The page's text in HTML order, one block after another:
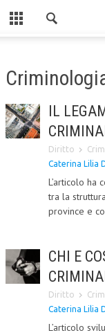
CHI SIAMO
MISSION
ATTO
OBIETTIVI
DIREZIONE
ALTA
CORSI
IL
Diritto
Caterina Lilia
L’articolo ha
tra la
province e
CHI E
Diritto
Caterina Lilia
L’articolo